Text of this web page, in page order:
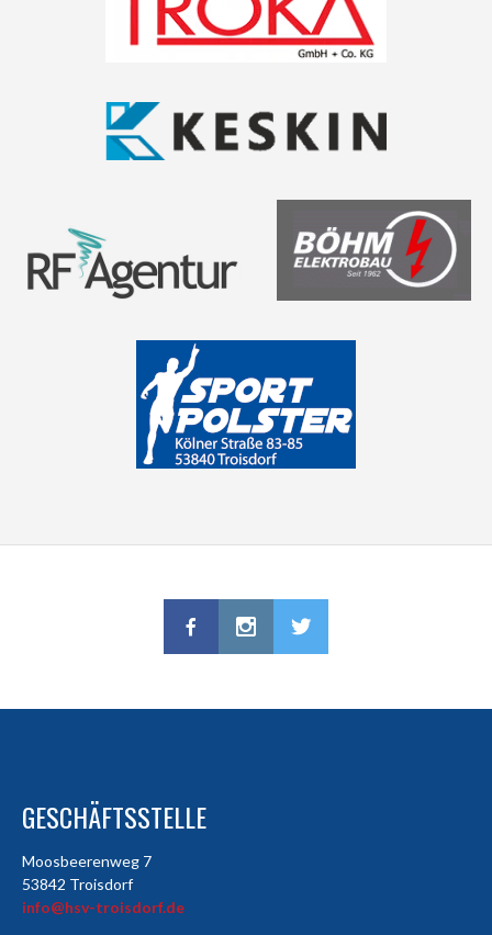
GESCHÄFTSSTELLE
Moosbeerenweg 7
53842 Troisdorf
info@hsv-troisdorf.de